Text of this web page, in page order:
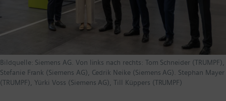
Bildquelle: Siemens AG. Von links nach rechts: Tom Schneider (TRUMPF),
Stefanie Frank (Siemens AG), Cedrik Neike (Siemens AG). Stephan Mayer
(TRUMPF), Yürki Voss (Siemens AG), Till Küppers (TRUMPF)